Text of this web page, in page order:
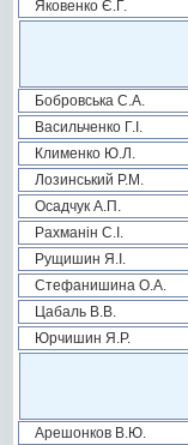
Яковенко Є.Г.
Бобровська С.А.
Васильченко Г.І.
Клименко Ю.Л.
Лозинський Р.М.
Осадчук А.П.
Рахманін С.І.
Рущишин Я.І.
Стефанишина О.А.
Цабаль В.В.
Юрчишин Я.Р.
Арешонков В.Ю.